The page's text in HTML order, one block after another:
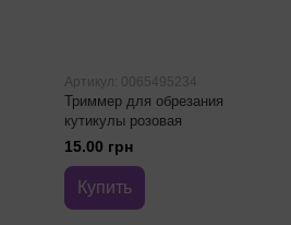
Артикул: 0065495234
Триммер для обрезания
кутикулы розовая
15.00 грн
Купить